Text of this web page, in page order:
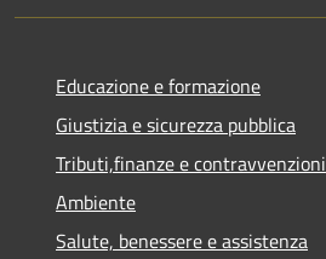
Educazione e formazione
Giustizia e sicurezza pubblica
Tributi,finanze e contravvenzioni
Ambiente
Salute, benessere e assistenza